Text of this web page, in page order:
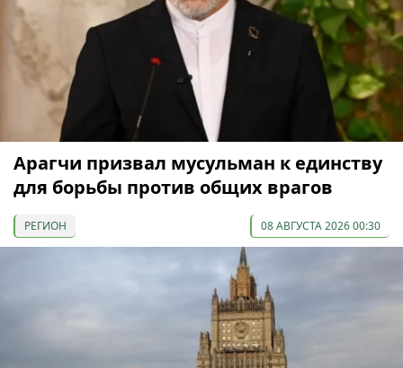
Арагчи призвал мусульман к единству
для борьбы против общих врагов
РЕГИОН 08 АВГУСТА 2026 00:30